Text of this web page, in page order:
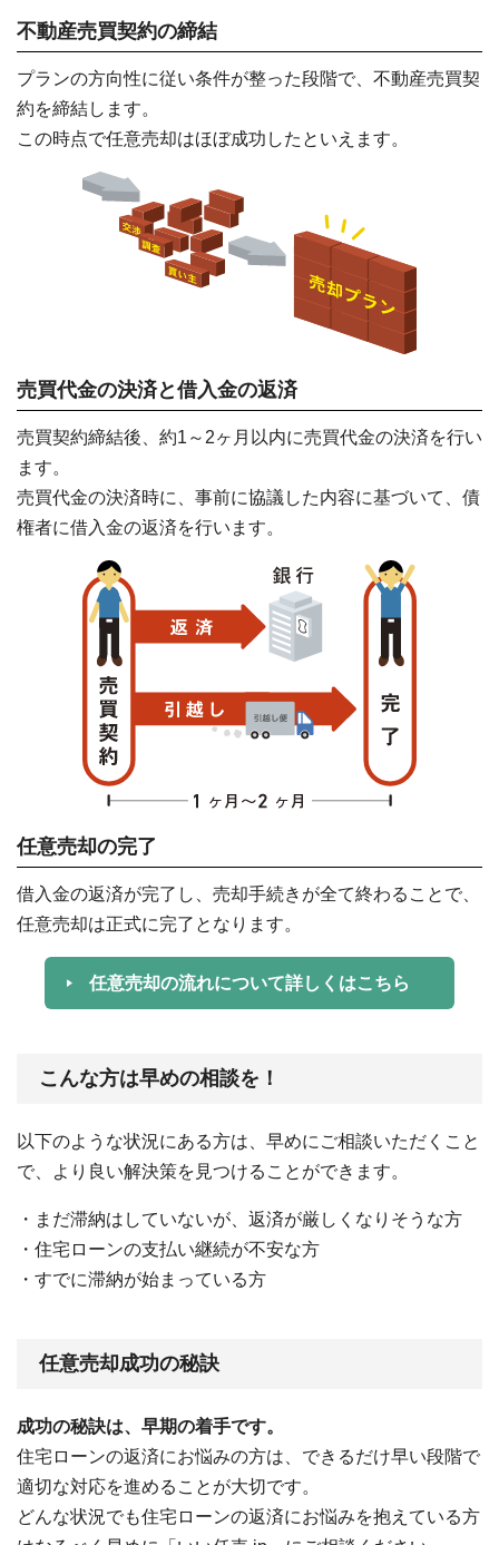
不動産売買契約の締結
プランの方向性に従い条件が整った段階で、不動産売買契
約を締結します。
この時点で任意売却はほぼ成功したといえます。
売買代金の決済と借入金の返済
売買契約締結後、約1～2ヶ月以内に売買代金の決済を行い
ます。
売買代金の決済時に、事前に協議した内容に基づいて、債
権者に借入金の返済を行います。
任意売却の完了
借入金の返済が完了し、売却手続きが全て終わることで、
任意売却は正式に完了となります。
任意売却の流れについて詳しくはこちら
こんな方は早めの相談を！
以下のような状況にある方は、早めにご相談いただくこと
で、より良い解決策を見つけることができます。
・まだ滞納はしていないが、返済が厳しくなりそうな方
・住宅ローンの支払い継続が不安な方
・すでに滞納が始まっている方
任意売却成功の秘訣
成功の秘訣は、早期の着手です。
住宅ローンの返済にお悩みの方は、できるだけ早い段階で
適切な対応を進めることが大切です。
どんな状況でも住宅ローンの返済にお悩みを抱えている方